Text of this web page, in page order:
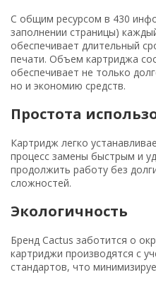
С общим ресурсом в 430
заполнении страницы)
обеспечивает длительный
печати. Объем картриджа
обеспечивает не только
но и экономию средств.
Простота
Картридж легко
процесс замены быстрым и
продолжить работу без
сложностей.
Экологичность
Бренд Cactus заботится о
картриджи производятся с
стандартов, что